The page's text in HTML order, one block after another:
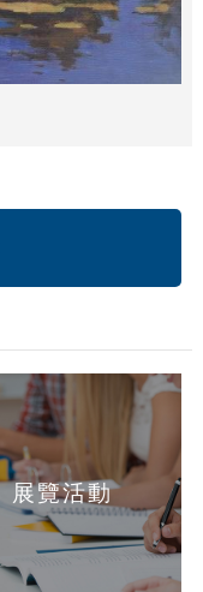
展覽活動